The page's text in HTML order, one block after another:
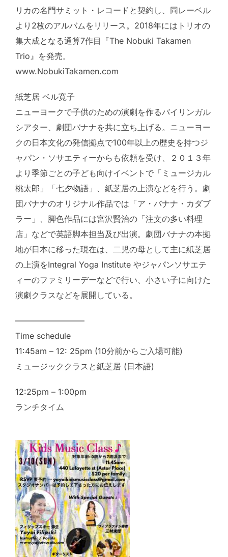
リカの名門サミット・レコードと契約し、同レーベル
より2枚のアルバムをリリース。2018年にはトリオの
集大成となる通算7作目『The Nobuki Takamen
Trio』を発売。
www.NobukiTakamen.com
紙芝居 ベル寛子
ニューヨークで子供のための演劇を作るバイリンガル
シアター、劇団バナナを共に立ち上げる。ニューヨー
クの日本文化の発信拠点で100年以上の歴史を持つジ
ャパン・ソサエティーからも依頼を受け、２０１３年
より季節ごとの子ども向けイベントで「ミュージカル
桃太郎」「七夕物語」、紙芝居の上演などを行う。劇
団バナナのオリジナル作品では「ア・バナナ・カダブ
ラー」、脚色作品には宮沢賢治の「注文の多い料理
店」などで英語脚本担当及び出演。劇団バナナの本拠
地が日本に移った現在は、二児の母として主に紙芝居
の上演をIntegral Yoga Institute やジャパンソサエテ
ィーのファミリーデーなどで行い、小さい子に向けた
演劇クラスなどを展開している。
————————–
Time schedule
11:45am – 12: 25pm (10分前からご入場可能)
ミュージッククラスと紙芝居 (日本語)
12:25pm – 1:00pm
ランチタイム